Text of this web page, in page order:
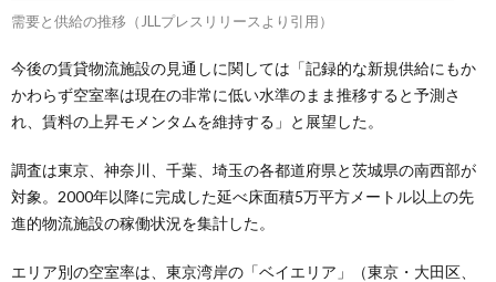
需要と供給の推移（JLLプレスリリースより引用）
今後の賃貸物流施設の見通しに関しては「記録的な新規供給にもか
かわらず空室率は現在の非常に低い水準のまま推移すると予測さ
れ、賃料の上昇モメンタムを維持する」と展望した。
調査は東京、神奈川、千葉、埼玉の各都道府県と茨城県の南西部が
対象。2000年以降に完成した延べ床面積5万平方メートル以上の先
進的物流施設の稼働状況を集計した。
エリア別の空室率は、東京湾岸の「ベイエリア」（東京・大田区、